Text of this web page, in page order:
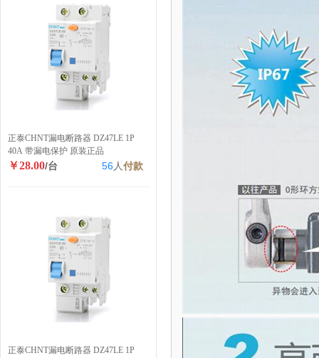
正泰CHNT漏电断路器 DZ47LE 1P
40A 带漏电保护 原装正品
￥28.00/台 56人付款
正泰CHNT漏电断路器 DZ47LE 1P